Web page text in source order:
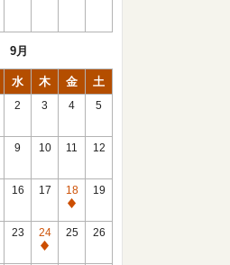
9月
水 木 金 土
2 3 4 5
9 10 11 12
16 17
18
休
館
19
23
24
休
25 26